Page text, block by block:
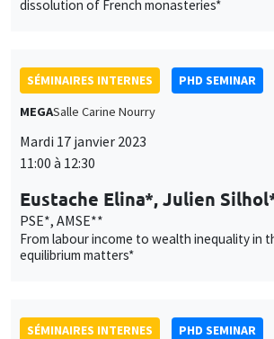
dissolution of French monasteries*
SÉMINAIRES INTERNES
PHD SEMINAR
MEGASalle Carine Nourry
Mardi 17 janvier 2023
11:00 à 12:30
Eustache Elina*, Julien
PSE*, AMSE**
From labour income to wealth inequality in
equilibrium matters*
SÉMINAIRES INTERNES
PHD SEMINAR